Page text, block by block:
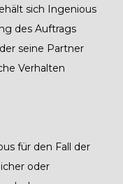
sich Ingenious
des Auftrags
seine Partner
Verhalten
für den Fall der
oder